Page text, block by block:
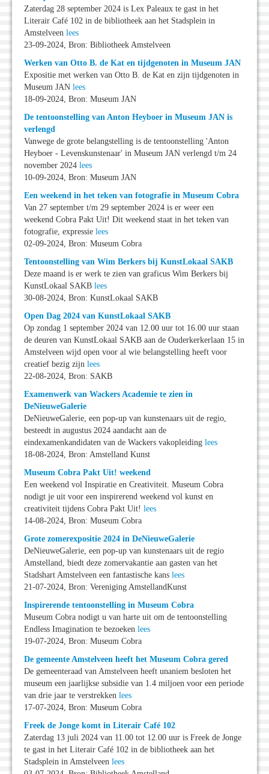
Zaterdag 28 september 2024 is Lex Paleaux te gast in het
Literair Café 102 in de bibliotheek aan het Stadsplein in
Amstelveen lees
23-09-2024, Bron: Bibliotheek Amstelveen
Werken van Otto B. de Kat en tijdgenoten in Museum JAN
Expositie met werken van Otto B. de Kat en zijn tijdgenoten in
Museum JAN lees
18-09-2024, Bron: Museum JAN
De tentoonstelling van Anton Heyboer in Museum JAN is
verlengd
Vanwege de grote belangstelling is de tentoonstelling 'Anton
Heyboer - Levenskunstenaar' in Museum JAN verlengd t/m 24
november 2024 lees
10-09-2024, Bron: Museum JAN
Een weekend in het teken van fotografie in Museum Cobra
Van 27 september t/m 29 september 2024 is er weer een
weekend Cobra Pakt Uit! Dit weekend staat in het teken van
fotografie, expressie lees
02-09-2024, Bron: Museum Cobra
Tentoonstelling van Wim Berkers bij KunstLokaal SAKB
Deze maand is er werk te zien van graficus Wim Berkers bij
KunstLokaal SAKB lees
30-08-2024, Bron: KunstLokaal SAKB
Open Dag 2024 van KunstLokaal SAKB
Op zondag 1 september 2024 van 12.00 uur tot 16.00 uur staan
de deuren van KunstLokaal SAKB aan de Ouderkerkerlaan 15 in
Amstelveen wijd open voor al wie belangstelling heeft voor
creatief bezig zijn lees
22-08-2024, Bron: SAKB
Examenwerk van Wackers Academie te zien in
DeNieuweGalerie
DeNieuweGalerie, een pop-up van kunstenaars uit de regio,
besteedt in augustus 2024 aandacht aan de
eindexamenkandidaten van de Wackers vakopleiding lees
18-08-2024, Bron: Amstelland Kunst
Museum Cobra Pakt Uit! weekend
Een weekend vol Inspiratie en Creativiteit. Museum Cobra
nodigt je uit voor een inspirerend weekend vol kunst en
creativiteit tijdens Cobra Pakt Uit! lees
14-08-2024, Bron: Museum Cobra
Grote zomerexpositie 2024 in DeNieuweGalerie
DeNieuweGalerie, een pop-up van kunstenaars uit de regio
Amstelland, biedt deze zomervakantie aan gasten van het
Stadshart Amstelveen een fantastische kans lees
21-07-2024, Bron: Vereniging AmstellandKunst
Inspirerende tentoonstelling in Museum Cobra
Museum Cobra nodigt u van harte uit om de tentoonstelling
Endless Imagination te bezoeken lees
19-07-2024, Bron: Museum Cobra
De gemeente Amstelveen heeft het Museum Cobra gered
De gemeenteraad van Amstelveen heeft unaniem besloten het
museum een jaarlijkse subsidie van 1.4 miljoen voor een periode
van drie jaar te verstrekken lees
17-07-2024, Bron: Museum Cobra
Freek de Jonge komt in Literair Café 102
Zaterdag 13 juli 2024 van 11.00 tot 12.00 uur is Freek de Jonge
te gast in het Literair Café 102 in de bibliotheek aan het
Stadsplein in Amstelveen lees